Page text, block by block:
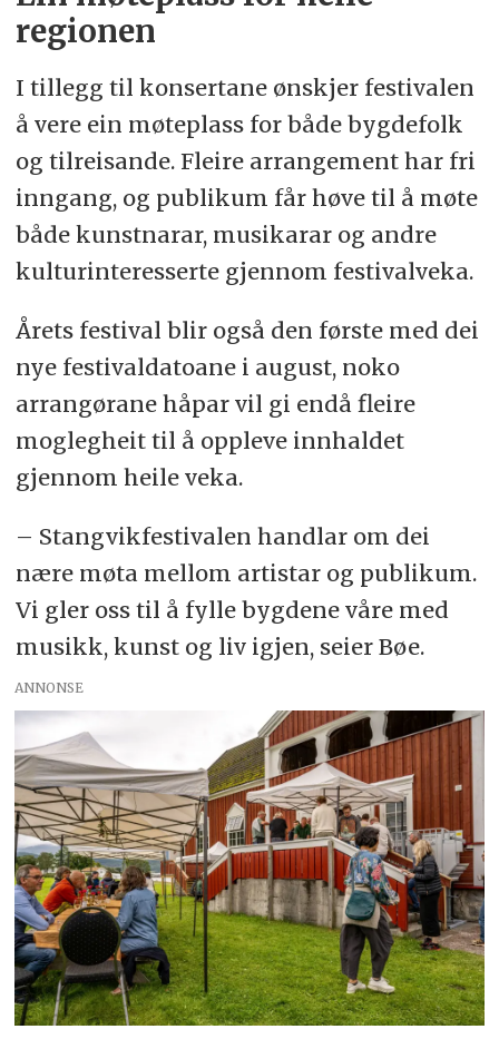
regionen
I tillegg til konsertane ønskjer festivalen
å vere ein møteplass for både bygdefolk
og tilreisande. Fleire arrangement har fri
inngang, og publikum får høve til å møte
både kunstnarar, musikarar og andre
kulturinteresserte gjennom festivalveka.
Årets festival blir også den første med dei
nye festivaldatoane i august, noko
arrangørane håpar vil gi endå fleire
moglegheit til å oppleve innhaldet
gjennom heile veka.
– Stangvikfestivalen handlar om dei
nære møta mellom artistar og publikum.
Vi gler oss til å fylle bygdene våre med
musikk, kunst og liv igjen, seier Bøe.
ANNONSE